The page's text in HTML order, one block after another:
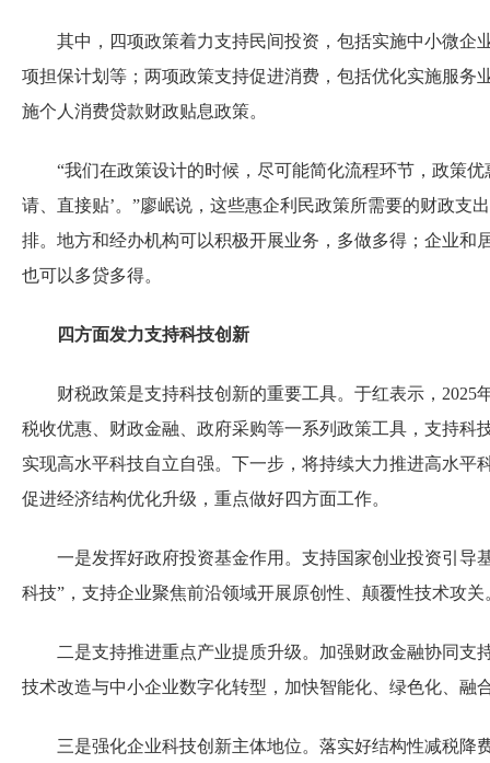
其中，四项政策着力支持民间投资，包括实施中小微企
项担保计划等；两项政策支持促进消费，包括优化实施服务
施个人消费贷款财政贴息政策。
“我们在政策设计的时候，尽可能简化流程环节，政策优
请、直接贴’。”廖岷说，这些惠企利民政策所需要的财政支
排。地方和经办机构可以积极开展业务，多做多得；企业和
也可以多贷多得。
四方面发力支持科技创新
财税政策是支持科技创新的重要工具。于红表示，2025
税收优惠、财政金融、政府采购等一系列政策工具，支持科
实现高水平科技自立自强。下一步，将持续大力推进高水平
促进经济结构优化升级，重点做好四方面工作。
一是发挥好政府投资基金作用。支持国家创业投资引导
科技”，支持企业聚焦前沿领域开展原创性、颠覆性技术攻关
二是支持推进重点产业提质升级。加强财政金融协同支
技术改造与中小企业数字化转型，加快智能化、绿色化、融
三是强化企业科技创新主体地位。落实好结构性减税降